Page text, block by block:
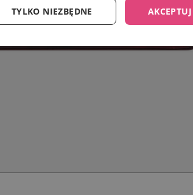
TYLKO NIEZBĘDNE